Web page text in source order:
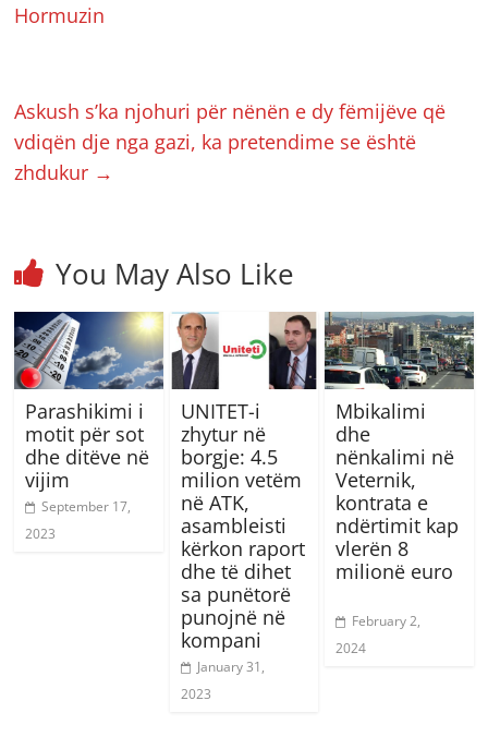
Hormuzin
Askush s’ka njohuri për nënën e dy fëmijëve që
vdiqën dje nga gazi, ka pretendime se është
zhdukur →
You May Also Like
Parashikimi i
motit për sot
dhe ditëve në
vijim
September 17,
2023
UNITET-i
zhytur në
borgje: 4.5
milion vetëm
në ATK,
asambleisti
kërkon raport
dhe të dihet
sa punëtorë
punojnë në
kompani
January 31,
2023
Mbikalimi
dhe
nënkalimi në
Veternik,
kontrata e
ndërtimit kap
vlerën 8
milionë euro
February 2,
2024